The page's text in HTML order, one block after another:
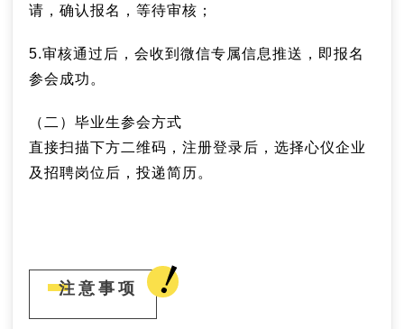
请，确认报名，等待审核；
5.审核通过后，会收到微信专属信息推送，即报名
参会成功。
（二）毕业生参会方式
直接扫描下方二维码，注册登录后，选择心仪企业
及招聘岗位后，投递简历。
注意事项